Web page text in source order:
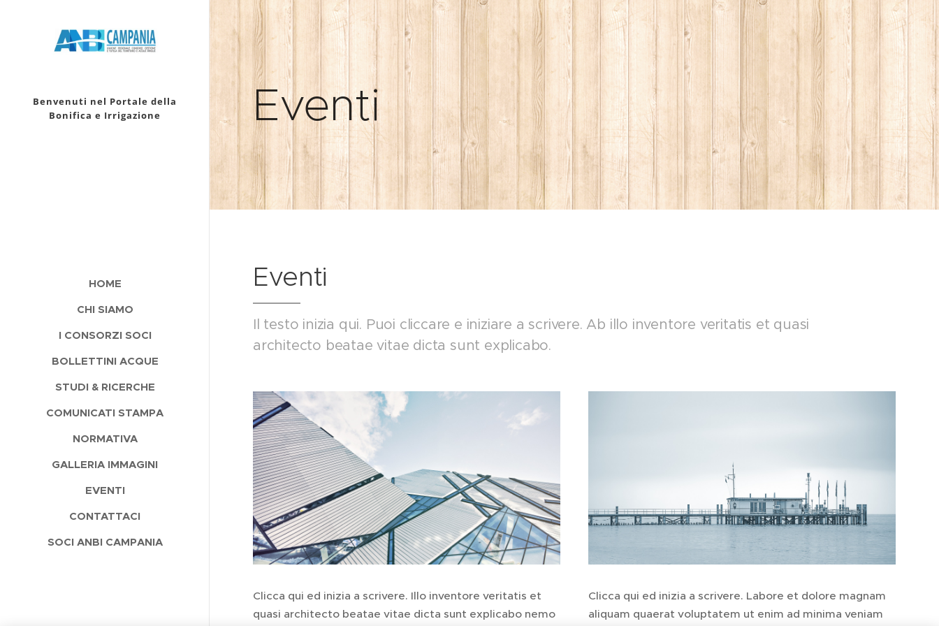
Benvenuti nel Portale della
Bonifica e Irrigazione
HOME
CHI SIAMO
I CONSORZI SOCI
BOLLETTINI ACQUE
STUDI & RICERCHE
COMUNICATI STAMPA
NORMATIVA
GALLERIA IMMAGINI
EVENTI
CONTATTACI
SOCI ANBI CAMPANIA
Eventi
Eventi
Il testo inizia qui. Puoi cliccare e iniziare a scrivere. Ab illo inventore veritatis et quasi
architecto beatae vitae dicta sunt explicabo.
Clicca qui ed inizia a scrivere. Illo inventore veritatis et
quasi architecto beatae vitae dicta sunt explicabo nemo
Clicca qui ed inizia a scrivere. Labore et dolore magnam
aliquam quaerat voluptatem ut enim ad minima veniam